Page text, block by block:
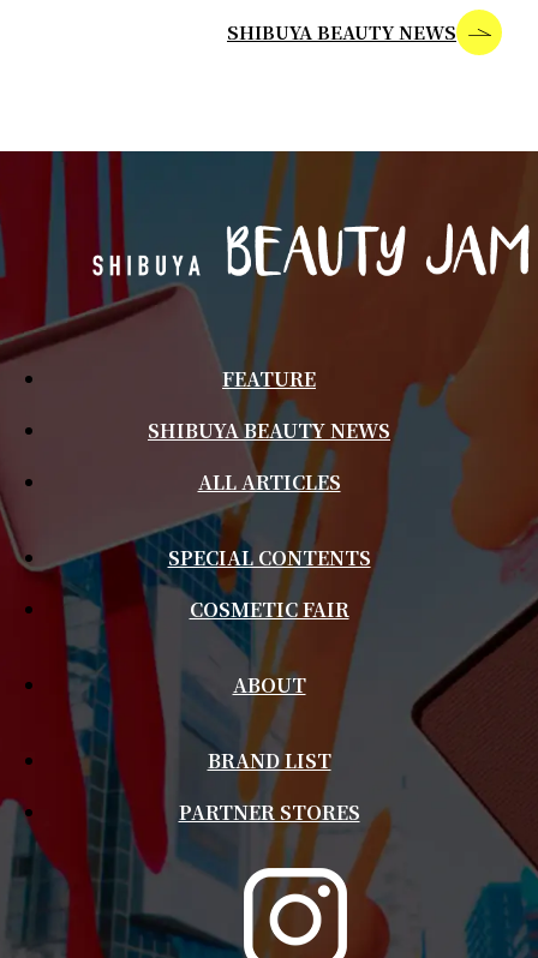
SHIBUYA BEAUTY NEWS
FEATURE
SHIBUYA BEAUTY NEWS
ALL ARTICLES
SPECIAL CONTENTS
COSMETIC FAIR
ABOUT
BRAND LIST
PARTNER STORES